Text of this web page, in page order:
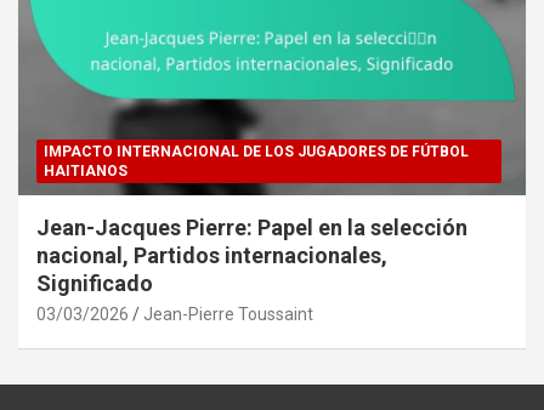
IMPACTO INTERNACIONAL DE LOS JUGADORES DE FÚTBOL
HAITIANOS
Jean-Jacques Pierre: Papel en la selección
nacional, Partidos internacionales,
Significado
03/03/2026 Jean-Pierre Toussaint